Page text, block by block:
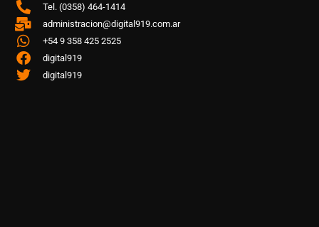
Tel. (0358) 464-1414
administracion@digital919.com.ar
+54 9 358 425 2525
digital919
digital919